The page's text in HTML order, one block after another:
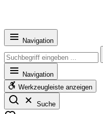
Navigation
Navigation
Werkzeugleiste anzeigen
Suche